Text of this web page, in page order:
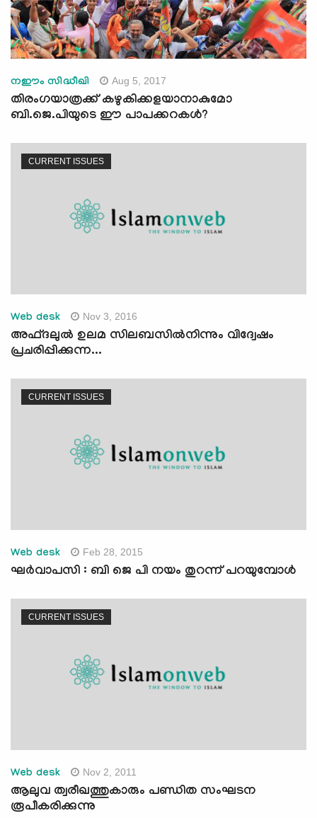
നഈം സിദ്ധീഖി Aug 5, 2017
തിരംഗയാത്രക്ക് കഴുകിക്കളയാനാകുമോ
ബി.ജെ.പിയുടെ ഈ പാപക്കറകള്‍?
CURRENT ISSUES
Web desk Nov 3, 2016
അഫ്ദലുല്‍ ഉലമ സിലബസില്‍നിന്നും വിദ്വേഷം
പ്രചരിപ്പിക്കുന്ന...
CURRENT ISSUES
Web desk Feb 28, 2015
ഘര്‍വാപസി : ബി ജെ പി നയം തുറന്ന് പറയുമ്പോള്‍
CURRENT ISSUES
Web desk Nov 2, 2011
ആലുവ ത്വരീഖത്തുകാരും പണ്ഡിത സംഘടന
രൂപീകരിക്കുന്നു